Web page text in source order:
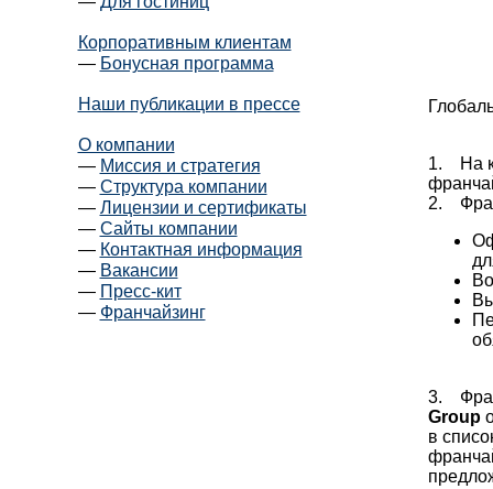
Корпоративным клиентам
— Бонусная программа
Наши публикации в прессе
О компании
— Миссия и стратегия
— Структура компании
— Лицензии и сертификаты
— Сайты компании
— Контактная информация
— Вакансии
— Пресс-кит
— Франчайзинг
1. На
2.
3.
Group
в